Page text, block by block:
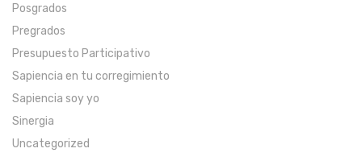
Posgrados
Pregrados
Presupuesto Participativo
Sapiencia en tu corregimiento
Sapiencia soy yo
Sinergia
Uncategorized